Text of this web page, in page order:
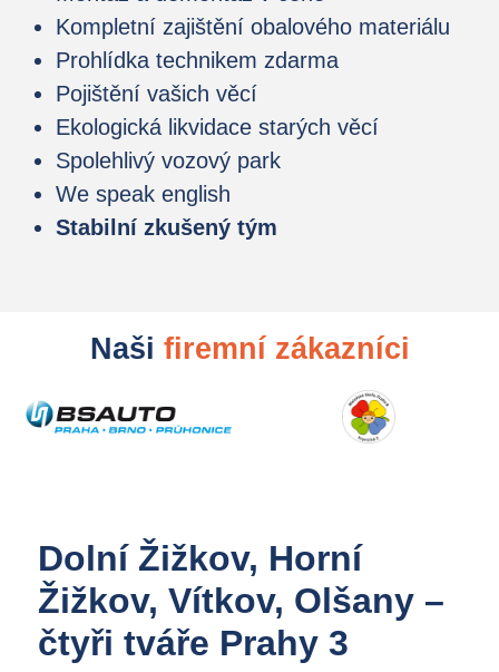
Kompletní zajištění obalového materiálu
Prohlídka technikem zdarma
Pojištění vašich věcí
Ekologická likvidace starých věcí
Spolehlivý vozový park
We speak english
Stabilní zkušený tým
Naši firemní zákazníci
Dolní Žižkov, Horní
Žižkov, Vítkov, Olšany –
čtyři tváře Prahy 3